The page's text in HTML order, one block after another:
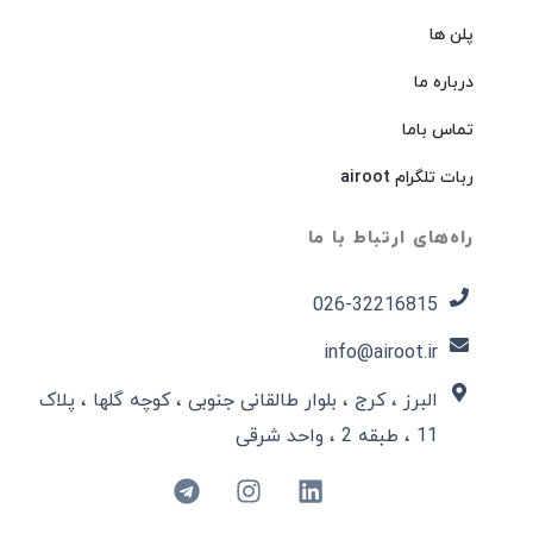
پلن ها
درباره ما
تماس باما
ربات تلگرام airoot
راه‌های ارتباط با ما
026-32216815​
info@airoot.ir
البرز ، کرج ، بلوار طالقانی جنوبی ، کوچه گلها ، پلاک
11 ، طبقه 2 ، واحد شرقی